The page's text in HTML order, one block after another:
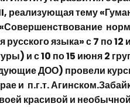
реализующая тему
языка» с 7 по 12
и с 10 по 15 июня 2
ДОО) провели
и п.г.т.
красивой и